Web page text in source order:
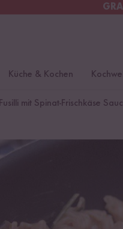
Küche & Kochen
Fusilli mit Spinat-Frischkäse